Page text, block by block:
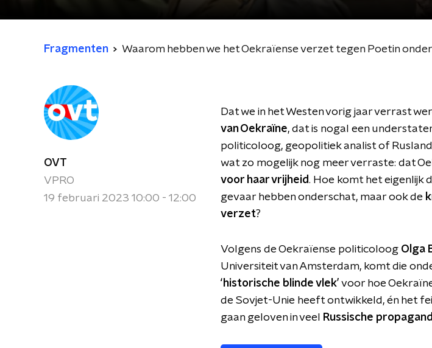
Fragmenten Waarom hebben we het Oekraïense verzet tegen Poetin
OVT
VPRO
19 februari 2023 10:00 - 12:00
Dat we in het Westen vorig jaar verrast
van Oekraïne, dat is nogal een
politicoloog, geopolitiek analist of
wat zo mogelijk nog meer verraste: dat
voor haar vrijheid. Hoe komt het eigenlijk
gevaar hebben onderschat, maar ook de
verzet?
Volgens de Oekraïense politicoloog Olga
Universiteit van Amsterdam, komt die
‘historische blinde vlek’ voor hoe
de Sovjet-Unie heeft ontwikkeld, én het
gaan geloven in veel
Russische